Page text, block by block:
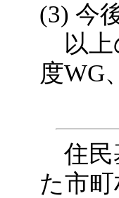
(3) 今
以上
度WG
＜
住民
た市